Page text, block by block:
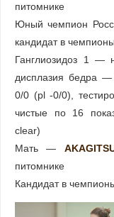
питомнике
Юный чемпион
кандидат в
Ганглиозидоз 1 —
дисплазия бедра
0/0 (pl -0/0),
чистые по 16
clear)
Мать —
питомнике
Кандидат в